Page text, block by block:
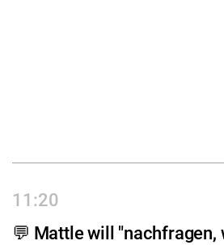
11:20
💬 Mattle will "nachfragen,